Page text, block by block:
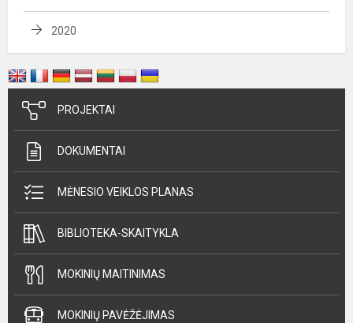
2020
PROJEKTAI
DOKUMENTAI
MĖNESIO VEIKLOS PLANAS
BIBLIOTEKA-SKAITYKLA
MOKINIŲ MAITINIMAS
MOKINIŲ PAVĖŽĖJIMAS